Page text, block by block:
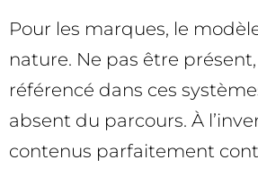
Pour les marques, le
nature. Ne pas être
référencé dans ces
absent du parcours. À
contenus parfaitement